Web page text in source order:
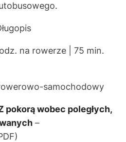
na rowerze | 75 min.
samochodowy
pokorą wobec poległych,
–